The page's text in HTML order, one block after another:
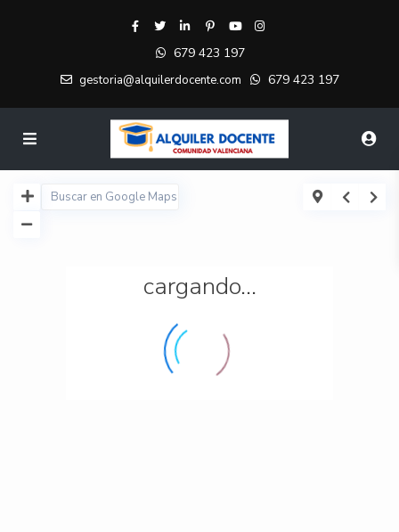
679 423 197
gestoria@alquilerdocente.com 679 423 197
cargando...